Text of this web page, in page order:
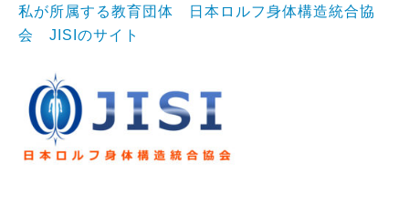
私が所属する教育団体 日本ロルフ身体構造統合協
会 JISIのサイト